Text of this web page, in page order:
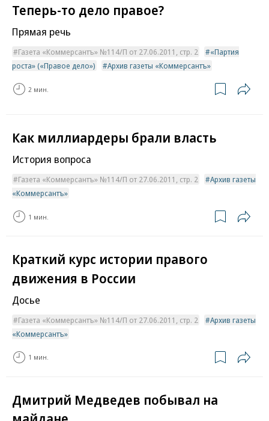
Теперь-то дело правое?
Прямая речь
Газета «Коммерсантъ» №114/П от 27.06.2011, стр. 2
«Партия
роста» («Правое дело»)
Архив газеты «Коммерсантъ»
2 мин.
Как миллиардеры брали власть
История вопроса
Газета «Коммерсантъ» №114/П от 27.06.2011, стр. 2
Архив газеты
«Коммерсантъ»
1 мин.
Краткий курс истории правого
движения в России
Досье
Газета «Коммерсантъ» №114/П от 27.06.2011, стр. 2
Архив газеты
«Коммерсантъ»
1 мин.
Дмитрий Медведев побывал на